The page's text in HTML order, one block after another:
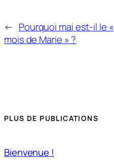
← Pourquoi mai est-il le «
mois de Marie » ?
PLUS DE PUBLICATIONS
Bienvenue !